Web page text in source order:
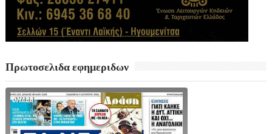
Πρωτοσελιδα εφημεριδων